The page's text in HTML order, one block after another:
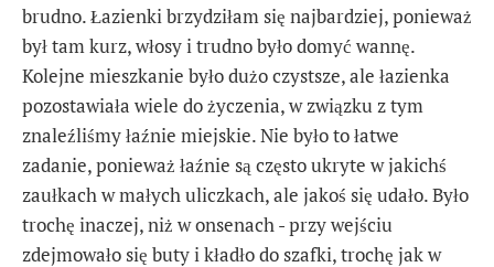
brudno. Łazienki brzydziłam się najbardziej, ponieważ
był tam kurz, włosy i trudno było domyć wannę.
Kolejne mieszkanie było dużo czystsze, ale łazienka
pozostawiała wiele do życzenia, w związku z tym
znaleźliśmy łaźnie miejskie. Nie było to łatwe
zadanie, ponieważ łaźnie są często ukryte w jakichś
zaułkach w małych uliczkach, ale jakoś się udało. Było
trochę inaczej, niż w onsenach - przy wejściu
zdejmowało się buty i kładło do szafki, trochę jak w